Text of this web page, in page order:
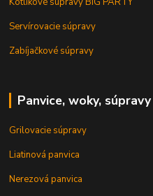
Servírovacie súpravy
Zabíjačkové súpravy
Panvice, woky, súpravy
Grilovacie súpravy
Liatinová panvica
Nerezová panvica